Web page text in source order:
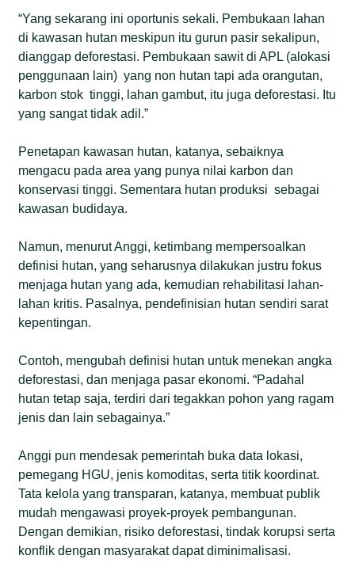
“Yang sekarang ini oportunis sekali. Pembukaan lahan
di kawasan hutan meskipun itu gurun pasir sekalipun,
dianggap deforestasi. Pembukaan sawit di APL (alokasi
penggunaan lain) yang non hutan tapi ada orangutan,
karbon stok tinggi, lahan gambut, itu juga deforestasi. Itu
yang sangat tidak adil.”
Penetapan kawasan hutan, katanya, sebaiknya
mengacu pada area yang punya nilai karbon dan
konservasi tinggi. Sementara hutan produksi sebagai
kawasan budidaya.
Namun, menurut Anggi, ketimbang mempersoalkan
definisi hutan, yang seharusnya dilakukan justru fokus
menjaga hutan yang ada, kemudian rehabilitasi lahan-
lahan kritis. Pasalnya, pendefinisian hutan sendiri sarat
kepentingan.
Contoh, mengubah definisi hutan untuk menekan angka
deforestasi, dan menjaga pasar ekonomi. “Padahal
hutan tetap saja, terdiri dari tegakkan pohon yang ragam
jenis dan lain sebagainya.”
Anggi pun mendesak pemerintah buka data lokasi,
pemegang HGU, jenis komoditas, serta titik koordinat.
Tata kelola yang transparan, katanya, membuat publik
mudah mengawasi proyek-proyek pembangunan.
Dengan demikian, risiko deforestasi, tindak korupsi serta
konflik dengan masyarakat dapat diminimalisasi.